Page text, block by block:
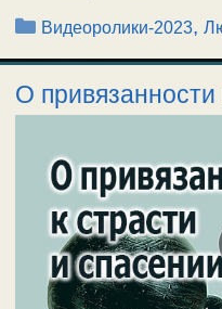
Рубрики
Видеоролики-2023,
О привязанности